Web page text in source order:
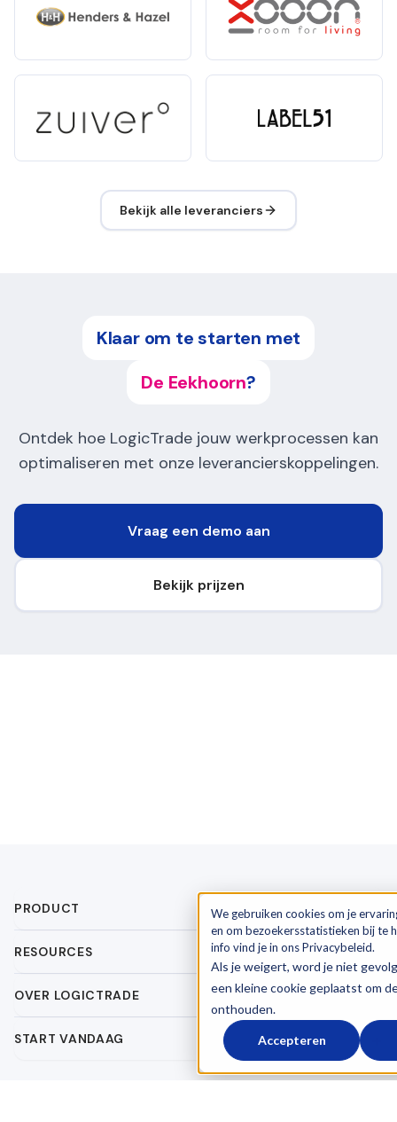
We gebruiken cookies om je
en om bezoekersstatistieken bij te
info vind je in ons Privacybeleid.
Als je weigert, word je niet
een kleine cookie geplaatst om
onthouden.
Accepteren
Bekijk alle leveranciers
Klaar om te starten met
De Eekhoorn?
Ontdek hoe LogicTrade jouw werkprocessen kan
optimaliseren met onze leverancierskoppelingen.
Vraag een demo aan
Bekijk prijzen
PRODUCT
RESOURCES
OVER LOGICTRADE
START VANDAAG